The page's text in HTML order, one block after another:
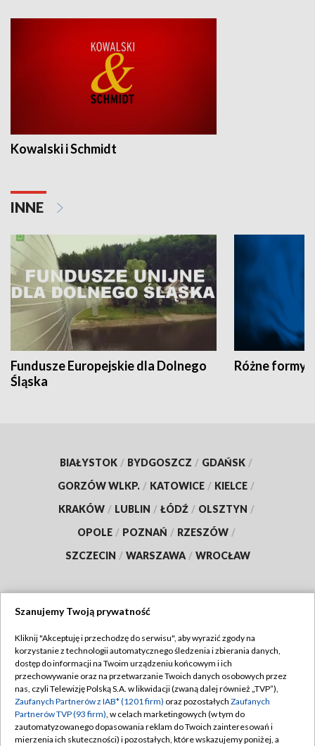
Kowalski i Schmidt
INNE
Fundusze Europejskie dla Dolnego
Śląska
Różne formy
BIAŁYSTOK / BYDGOSZCZ / GDAŃSK /
GORZÓW WLKP. / KATOWICE / KIELCE /
KRAKÓW / LUBLIN / ŁÓDŹ / OLSZTYN /
OPOLE / POZNAŃ / RZESZÓW /
SZCZECIN / WARSZAWA / WROCŁAW
TVP
Abonament TVP
Emisja w TVP
Centrum informacji TVP
Regulamin TVP
Polityka prywatności
Moje zgody
Szanujemy Twoją prywatność
Kliknij "Akceptuję i przechodzę do serwisu", aby wyrazić zgody na
korzystanie z technologii automatycznego śledzenia i zbierania danych,
dostęp do informacji na Twoim urządzeniu końcowym i ich
przechowywanie oraz na przetwarzanie Twoich danych osobowych przez
nas, czyli Telewizję Polską S.A. w likwidacji (zwaną dalej również „TVP”),
Zaufanych Partnerów z IAB* (1201 firm) oraz pozostałych Zaufanych
Partnerów TVP (93 firm), w celach marketingowych (w tym do
zautomatyzowanego dopasowania reklam do Twoich zainteresowań i
mierzenia ich skuteczności) i pozostałych, które wskazujemy poniżej, a